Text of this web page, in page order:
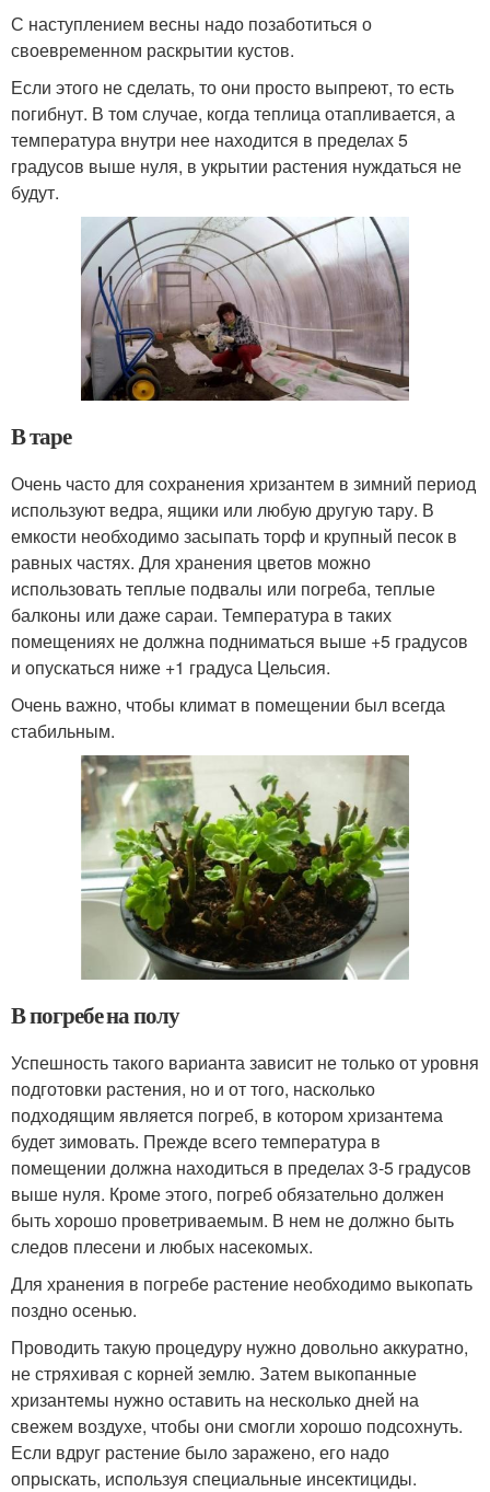
С наступлением весны надо позаботиться о
своевременном раскрытии кустов.
Если этого не сделать, то они просто выпреют, то есть
погибнут. В том случае, когда теплица отапливается, а
температура внутри нее находится в пределах 5
градусов выше нуля, в укрытии растения нуждаться не
будут.
В таре
Очень часто для сохранения хризантем в зимний период
используют ведра, ящики или любую другую тару. В
емкости необходимо засыпать торф и крупный песок в
равных частях. Для хранения цветов можно
использовать теплые подвалы или погреба, теплые
балконы или даже сараи. Температура в таких
помещениях не должна подниматься выше +5 градусов
и опускаться ниже +1 градуса Цельсия.
Очень важно, чтобы климат в помещении был всегда
стабильным.
В погребе на полу
Успешность такого варианта зависит не только от уровня
подготовки растения, но и от того, насколько
подходящим является погреб, в котором хризантема
будет зимовать. Прежде всего температура в
помещении должна находиться в пределах 3-5 градусов
выше нуля. Кроме этого, погреб обязательно должен
быть хорошо проветриваемым. В нем не должно быть
следов плесени и любых насекомых.
Для хранения в погребе растение необходимо выкопать
поздно осенью.
Проводить такую процедуру нужно довольно аккуратно,
не стряхивая с корней землю. Затем выкопанные
хризантемы нужно оставить на несколько дней на
свежем воздухе, чтобы они смогли хорошо подсохнуть.
Если вдруг растение было заражено, его надо
опрыскать, используя специальные инсектициды.